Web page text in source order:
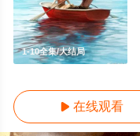
1-10全集/大结局
 在线观看